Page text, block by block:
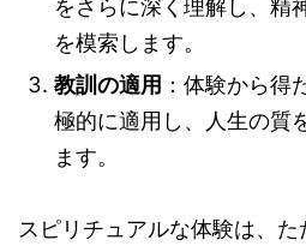
をさらに深く理解し、精
を模索します。
教訓の適用 ：体験から得
極的に適用し、人生の質
ます。
スピリチュアルな体験は、